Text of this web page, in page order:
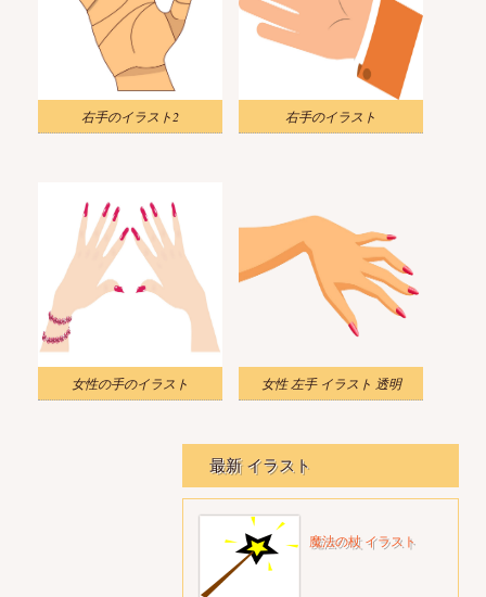
右手のイラスト2 右手のイラスト
女性の手のイラスト 女性 左手 イラスト 透明
最新 イラスト
魔法の杖 イラスト